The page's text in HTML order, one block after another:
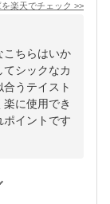
楽天でチェック >>
こちらはいか
シックなカ
うテイスト
に使用でき
ポイントです